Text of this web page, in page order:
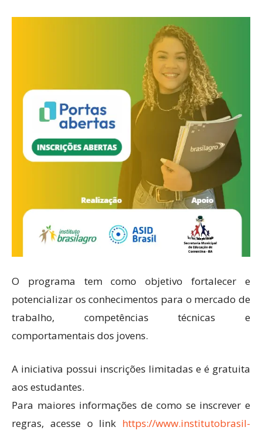
O programa tem como objetivo fortalecer e
potencializar os conhecimentos para o mercado de
trabalho, competências técnicas e
comportamentais dos jovens.
A iniciativa possui inscrições limitadas e é gratuita
aos estudantes.
Para maiores informações de como se inscrever e
regras, acesse o link https://www.institutobrasil-